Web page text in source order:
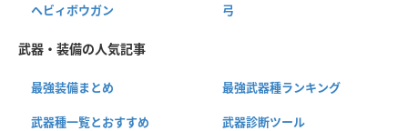
ヘビィボウガン 弓
武器・装備の人気記事
最強装備まとめ 最強武器種ランキング
武器種一覧とおすすめ 武器診断ツール